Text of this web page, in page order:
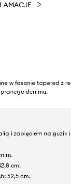
w fasonie tapered z
denimu.
i zapięciem na guzik i
cm.
52,5 cm.